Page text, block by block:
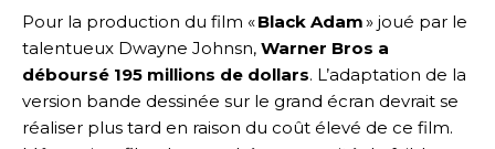
Pour la production du film «Black Adam» joué par le
talentueux Dwayne Johnsn, Warner Bros a
déboursé 195 millions de dollars. L’adaptation de la
version bande dessinée sur le grand écran devrait se
réaliser plus tard en raison du coût élevé de ce film.